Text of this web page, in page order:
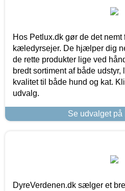
Hos Petlux.dk gør de det
kæledyrsejer. De hjælper dig
de rette produkter lige ved
bredt sortiment af både
kvalitet til både hund og kat.
udvalg.
Se udvalget på
DyreVerdenen.dk sælger et